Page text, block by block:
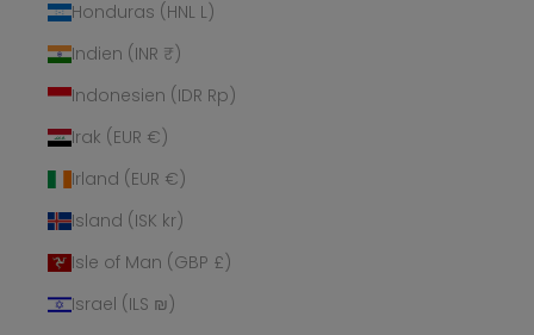
Honduras (HNL L)
Indien (INR ₹)
Indonesien (IDR Rp)
Irak (EUR €)
Irland (EUR €)
Island (ISK kr)
Isle of Man (GBP £)
Israel (ILS ₪)